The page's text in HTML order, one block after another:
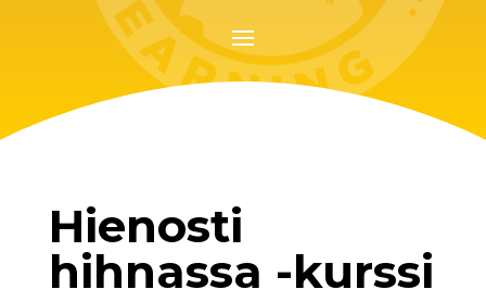
Hienosti
hihnassa -kurssi